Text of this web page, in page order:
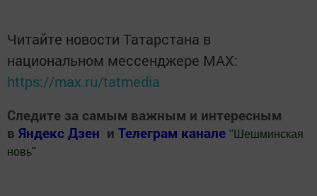
Читайте новости Татарстана в
национальном мессенджере MАХ:
https://max.ru/tatmedia
Следите за самым важным и интересным
в Яндекс Дзен и Телеграм канале " Шешминская
новь"